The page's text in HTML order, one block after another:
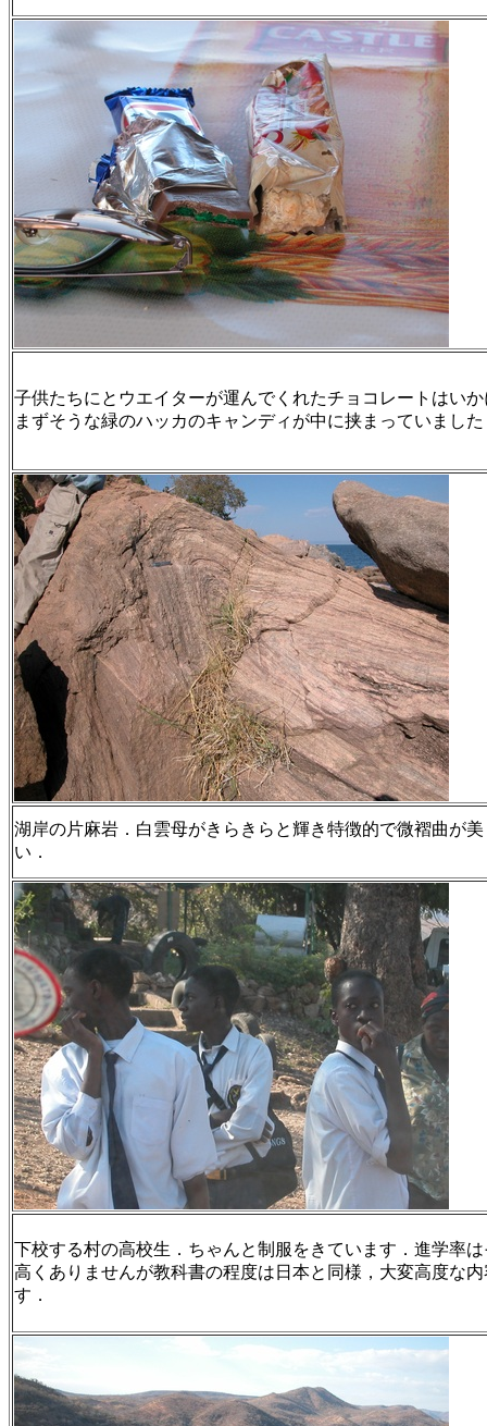
子供たちにとウエイターが運んでくれたチョコレートはい
まずそうな緑のハッカのキャンディが中に挟まっていました
湖岸の片麻岩．白雲母がきらきらと輝き特徴的で微褶曲が美
い．
下校する村の高校生．ちゃんと制服をきています．進学率
高くありませんが教科書の程度は日本と同様，大変高度な
す．